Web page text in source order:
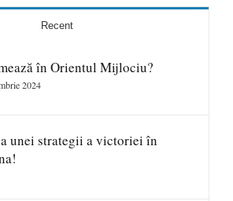
Recent
în Orientul Mijlociu?
2024
unei strategii a victoriei în